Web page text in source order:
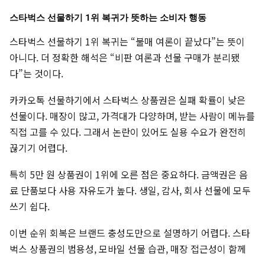
스타벅스 선물하기 1위 복귀가 뜻하는 소비자 행동
스타벅스 선물하기 1위 복귀는 “불매 여론이 끝났다”는 뜻이
아니다. 더 정확한 해석은 “비판 여론과 선물 구매가 분리됐
다”는 것이다.
카카오톡 선물하기에서 스타벅스 상품권은 실패 확률이 낮은
선물이다. 매장이 많고, 가격대가 다양하며, 받는 사람이 메뉴를
직접 고를 수 있다. 그래서 논란이 있어도 실용 수요가 완전히
끊기기 어렵다.
특히 5만 원 상품권이 1위에 오른 점은 중요하다. 금액권은 음
료 단품보다 사용 자유도가 높다. 생일, 감사, 회사 선물에 모두
쓰기 쉽다.
이번 순위 회복은 브랜드 충성도만으로 설명하기 어렵다. 스타
벅스 상품권의 범용성, 모바일 선물 습관, 매장 접근성이 함께